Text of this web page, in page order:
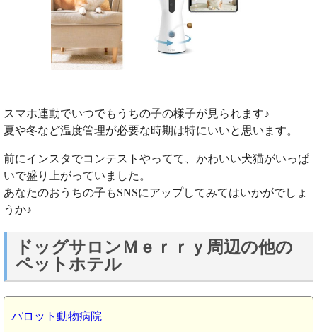
スマホ連動でいつでもうちの子の様子が見られます♪
夏や冬など温度管理が必要な時期は特にいいと思います。
前にインスタでコンテストやってて、かわいい犬猫がいっぱ
いで盛り上がっていました。
あなたのおうちの子もSNSにアップしてみてはいかがでしょ
うか♪
ドッグサロンＭｅｒｒｙ周辺の他の
ペットホテル
パロット動物病院